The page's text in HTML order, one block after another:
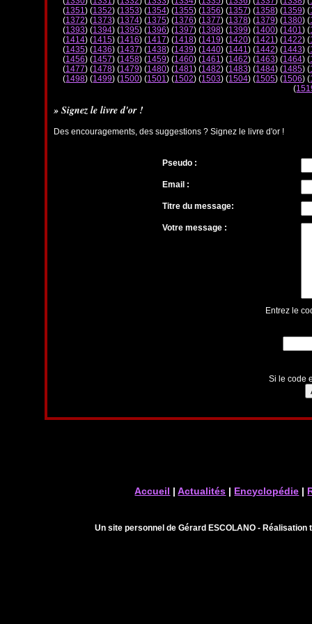
(1351) (1352) (1353) (1354) (1355) (1356) (1357) (1358) (1359) (
(1372) (1373) (1374) (1375) (1376) (1377) (1378) (1379) (1380) (
(1393) (1394) (1395) (1396) (1397) (1398) (1399) (1400) (1401) (
(1414) (1415) (1416) (1417) (1418) (1419) (1420) (1421) (1422) (
(1435) (1436) (1437) (1438) (1439) (1440) (1441) (1442) (1443) (
(1456) (1457) (1458) (1459) (1460) (1461) (1462) (1463) (1464) (
(1477) (1478) (1479) (1480) (1481) (1482) (1483) (1484) (1485) (
(1498) (1499) (1500) (1501) (1502) (1503) (1504) (1505) (1506) (
(
» Signez le livre d'or !
Des encouragements, des suggestions ? Signez le livre d'or !
Pseudo :
Email :
Titre du message:
Votre message :
Entrez le
Si le code
Accueil |Actualités | Encyclopédie |
Un site personnel de Gérard ESCOLANO -